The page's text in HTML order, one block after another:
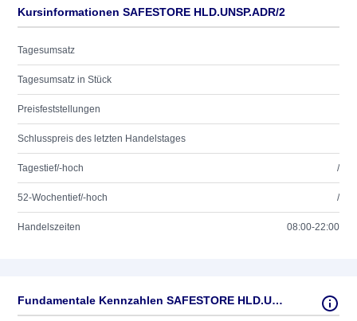
Kursinformationen SAFESTORE HLD.UNSP.ADR/2
Tagesumsatz
Tagesumsatz in Stück
Preisfeststellungen
Schlusspreis des letzten Handelstages
Tagestief/-hoch /
52-Wochentief/-hoch /
Handelszeiten 08:00-22:00
Fundamentale Kennzahlen SAFESTORE HLD.UNSP.ADR/2